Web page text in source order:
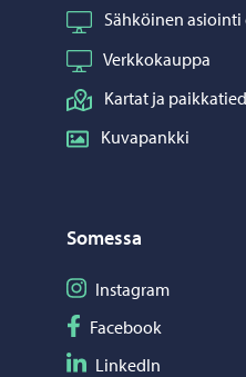
Sähköinen asiointi
Verkkokauppa
Kartat ja
Kuvapankki
Somessa
Seuraa Instagram
Instagram
Seuraa Facebook
Facebook
Seuraa LinkedIn
LinkedIn